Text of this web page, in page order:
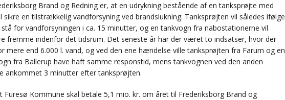
Brand og Redning er, at en udrykning bestående af en tanksprøjte med
sikre en tilstrækkelig vandforsyning ved brandslukning. Tanksprøjten vil således ifølge
for vandforsyningen i ca. 15 minutter, og en tankvogn fra nabostationerne vil
fremme indenfor det tidsrum. Det seneste år har der været to indsatser, hvor der
mere end 6.000 l. vand, og ved den ene hændelse ville tanksprøjten fra Farum og en
fra Ballerup have haft samme responstid, mens tankvognen ved den anden
ankommet 3 minutter efter tanksprøjten.
Furesø Kommune skal betale 5,1 mio. kr. om året til Frederiksborg Brand og